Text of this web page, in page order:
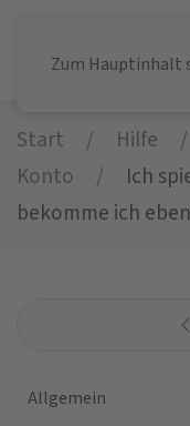
Zum Hauptinhalt
Start Hilfe
Konto
Ich
bekomme ich
Allgemein